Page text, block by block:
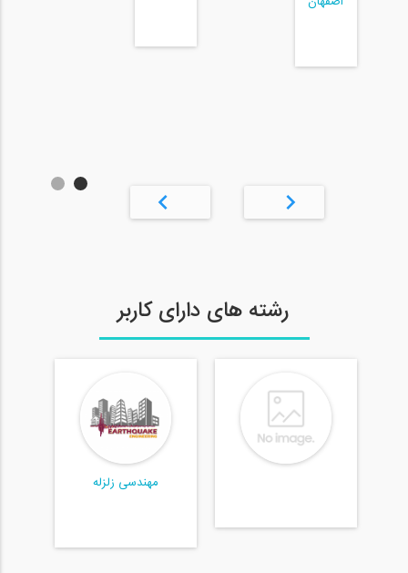
رشته های دارای کاربر
مهندسی زلزله